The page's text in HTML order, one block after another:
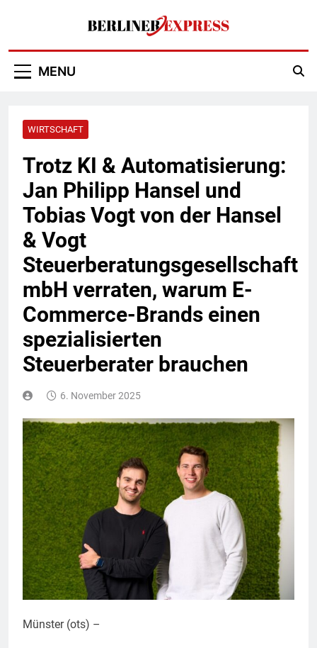
Berliner Express
MENU
WIRTSCHAFT
Trotz KI & Automatisierung:
Jan Philipp Hansel und
Tobias Vogt von der Hansel
& Vogt
Steuerberatungsgesellschaft
mbH verraten, warum E-
Commerce-Brands einen
spezialisierten
Steuerberater brauchen
6. November 2025
Münster (ots) –